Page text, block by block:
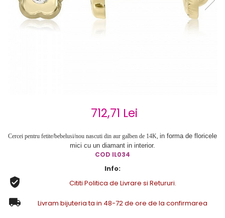
Cercei de aur lungi cu lant
Cercei din aur tortite
712,71 Lei
Cercei pentru fetite/bebelusi/nou nascuti din aur galben de 14K, in forma de floricele
mici cu un diamant in interior.
COD IL034
Info:
Cititi Politica de Livrare si Retururi.
Livram bijuteria ta in 48-72 de ore de la confirmarea